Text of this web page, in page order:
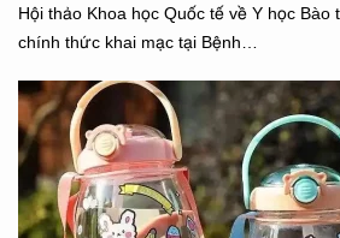
Hội thảo Khoa học Quốc tế về Y học Bào
chính thức khai mạc tại Bệnh…